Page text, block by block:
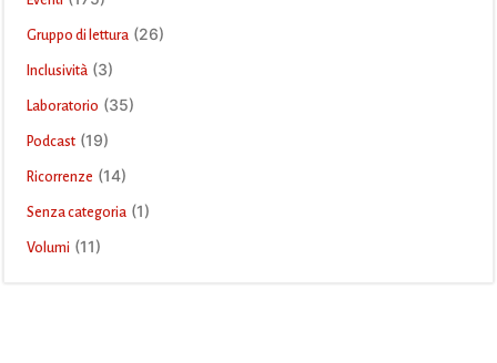
Gruppo di lettura (26)
Inclusività (3)
Laboratorio (35)
Podcast (19)
Ricorrenze (14)
Senza categoria (1)
Volumi (11)